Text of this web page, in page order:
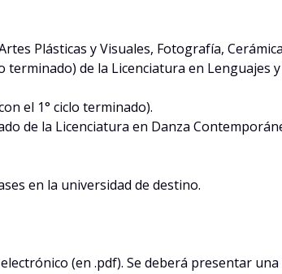
Plásticas y Visuales, Fotografía,
terminado) de la Licenciatura en Lenguajes
el 1° ciclo terminado).
de la Licenciatura en Danza
en la universidad de destino.
(en .pdf). Se deberá presentar